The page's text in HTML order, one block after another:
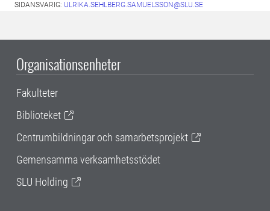
SIDANSVARIG: ULRIKA.SEHLBERG.SAMUELSSON@SLU.SE
Organisationsenheter
Fakulteter
Biblioteket
Centrumbildningar och samarbetsprojekt
Gemensamma verksamhetsstödet
SLU Holding